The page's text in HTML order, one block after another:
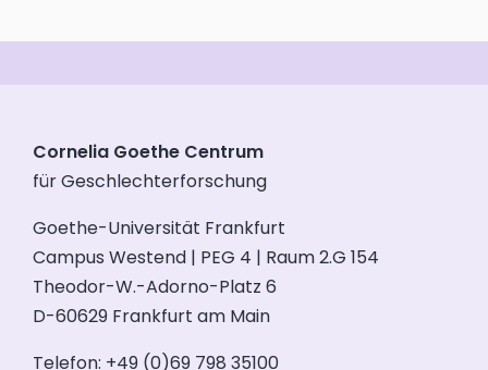
Cornelia Goethe Centrum
für Geschlechterforschung
Goethe-Universität Frankfurt
Campus Westend | PEG 4 | Raum 2.G 154
Theodor-W.-Adorno-Platz 6
D-60629 Frankfurt am Main
Telefon: +49 (0)69 798 35100